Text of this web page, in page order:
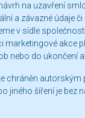
na uzavření
a závazné údaje
v sídle
marketingové akce
nebo do ukončení
chráněn autorským
jiného šíření je bez